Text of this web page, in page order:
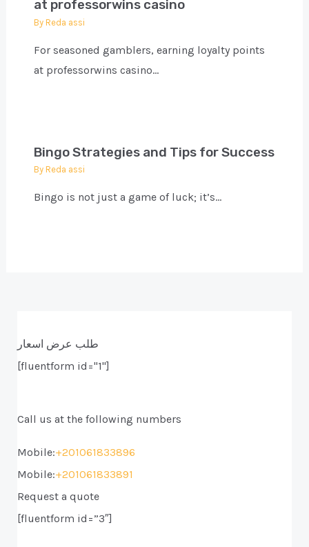
at professorwins casino
By Reda assi
For seasoned gamblers, earning loyalty points
at professorwins casino…
Bingo Strategies and Tips for Success
By Reda assi
Bingo is not just a game of luck; it’s…
طلب عرض اسعار
[fluentform id="1"]
Call us at the following numbers
Mobile:+201061833896
Mobile:+201061833891
Request a quote
[fluentform id=”3″]